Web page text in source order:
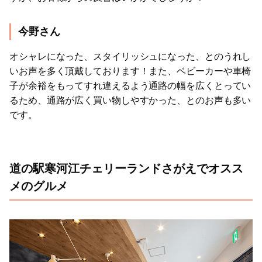
今野さん
オシャレになった、スタイリッシュになった、とのうれし
いお声を多く頂戴しております！また、ベビーカーや車椅
子が余裕をもってすれ違えるよう通路の幅を広くとってい
るため、通路が広く買い物しやすかった、とのお声も多い
です。
道の駅寒河江チェリーランドさがえでオスス
メのグルメ